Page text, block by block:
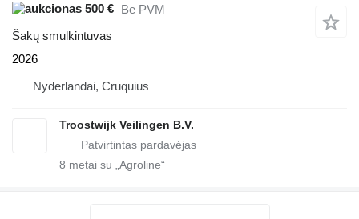
500 € Be PVM
Šakų smulkintuvas
2026
Nyderlandai, Cruquius
Troostwijk Veilingen B.V.
8 metai su „Agroline“